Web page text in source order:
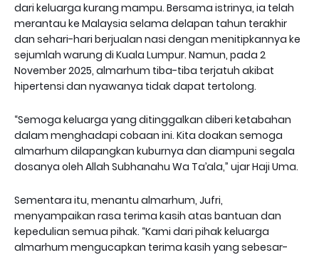
dari keluarga kurang mampu. Bersama istrinya, ia telah
merantau ke Malaysia selama delapan tahun terakhir
dan sehari-hari berjualan nasi dengan menitipkannya ke
sejumlah warung di Kuala Lumpur. Namun, pada 2
November 2025, almarhum tiba-tiba terjatuh akibat
hipertensi dan nyawanya tidak dapat tertolong.
“Semoga keluarga yang ditinggalkan diberi ketabahan
dalam menghadapi cobaan ini. Kita doakan semoga
almarhum dilapangkan kuburnya dan diampuni segala
dosanya oleh Allah Subhanahu Wa Ta’ala,” ujar Haji Uma.
Sementara itu, menantu almarhum, Jufri,
menyampaikan rasa terima kasih atas bantuan dan
kepedulian semua pihak. “Kami dari pihak keluarga
almarhum mengucapkan terima kasih yang sebesar-